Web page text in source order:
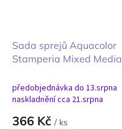
Sada sprejů Aquacolor
Stamperia Mixed Media
začátek 3ks
předobjednávka do 13.srpna
naskladnění cca 21.srpna
366 Kč / ks